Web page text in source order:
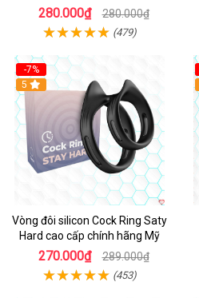
chất liệu silicon y tế
280.000₫ 280.000₫
(479)
-7%
5
Vòng đôi silicon Cock Ring Saty
Hard cao cấp chính hãng Mỹ
270.000₫ 289.000₫
(453)